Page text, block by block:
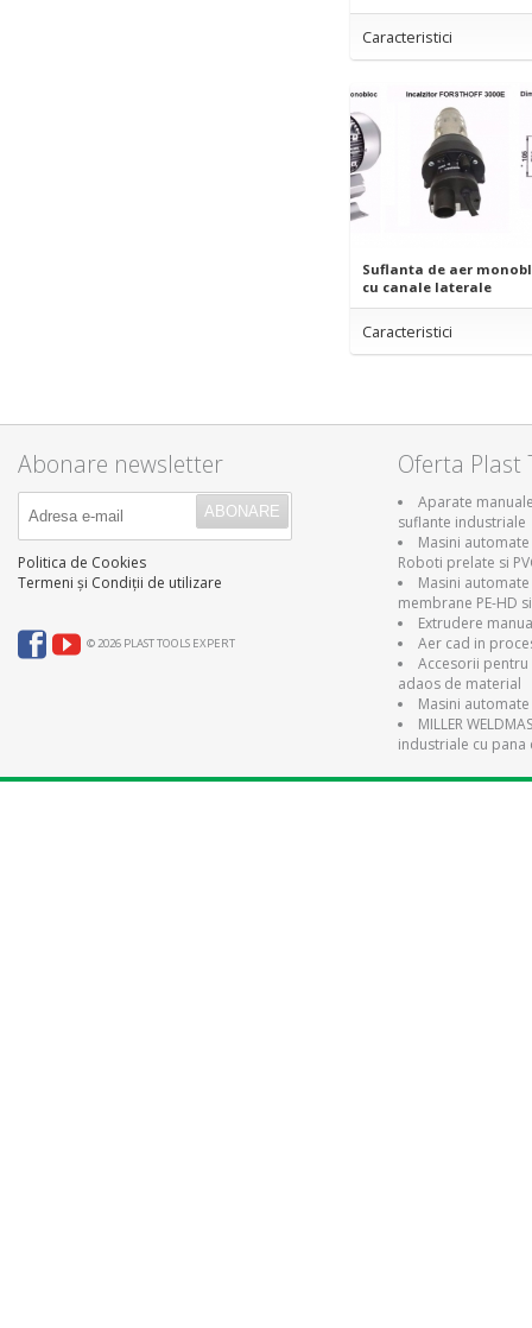
Caracteristici
Suflanta de aer
cu canale laterale
Caracteristici
Abonare newsletter
Politica de Cookies
Termeni și Condiții de utilizare
© 2026 PLAST TOOLS EXPERT
Oferta Plast
Aparate
suflante industriale
Masini
Roboti prelate si
Masini
membrane PE-HD
Extrudere
Aer cad in
Accesorii pentru
adaos de material
Masini
MILLER
industriale cu pana